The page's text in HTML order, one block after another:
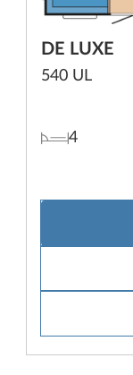
DE LUXE
540 UL
4